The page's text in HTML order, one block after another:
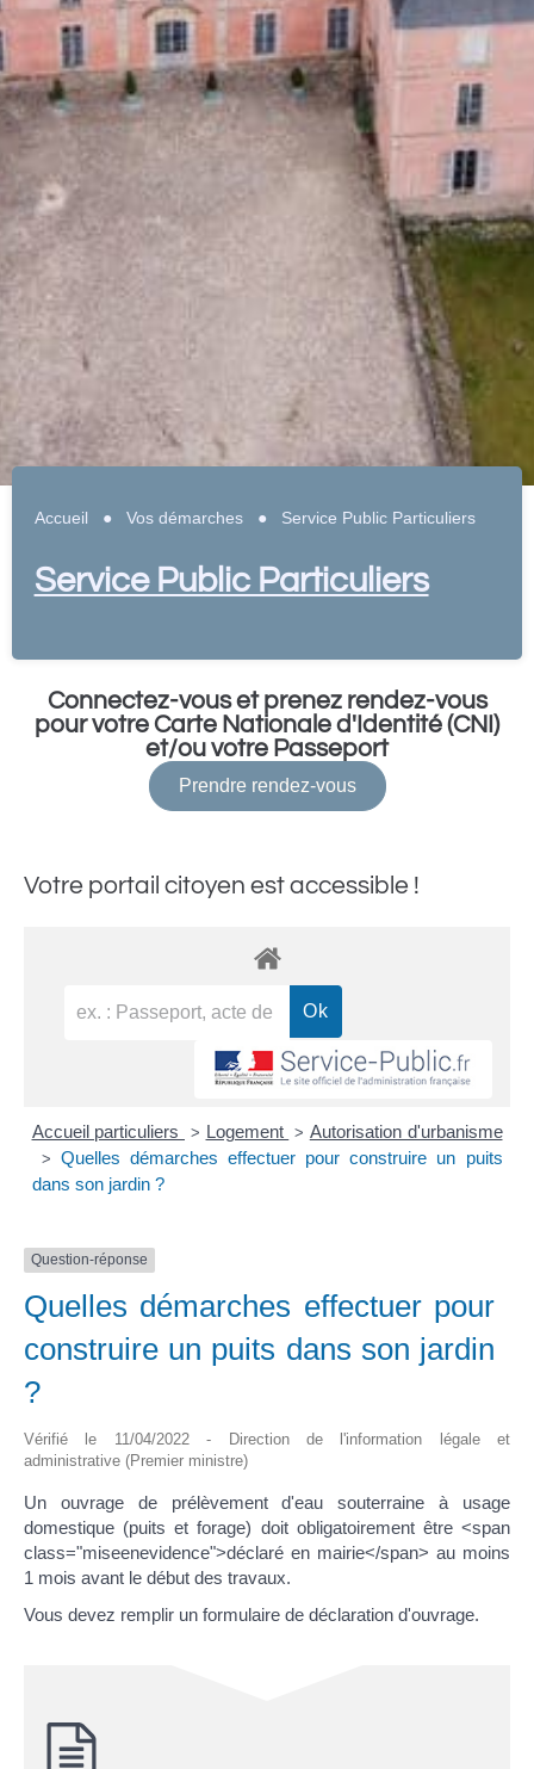
Accueil ● Vos démarches● Service Public Particuliers
Service Public Particuliers
Connectez-vous et prenez rendez-vous
pour votre Carte Nationale d'Identité (CNI)
et/ou votre Passeport
Prendre rendez-vous
Votre portail citoyen est accessible !
Accueil particuliers > Logement > Autorisation d'urbanisme
> Quelles démarches effectuer pour construire un puits
dans son jardin ?
Question-réponse
Quelles démarches effectuer pour
construire un puits dans son jardin
?
Vérifié le 11/04/2022 - Direction de l'information légale et
administrative (Premier ministre)
Un ouvrage de prélèvement d'eau souterraine à usage
domestique (puits et forage) doit obligatoirement être <span
class="miseenevidence">déclaré en mairie</span> au moins
1 mois avant le début des travaux.
Vous devez remplir un formulaire de déclaration d'ouvrage.